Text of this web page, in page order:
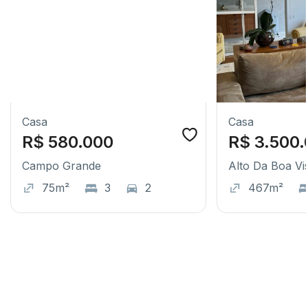
Casa
R$ 580.000
Campo Grande
75m²
3 2
Casa
R$
Alto Da Boa
467m²